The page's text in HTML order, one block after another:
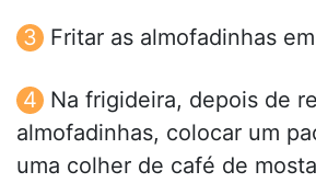
Fritar as almofadinhas
Na frigideira, depois de
almofadinhas, colocar um
uma colher de café de